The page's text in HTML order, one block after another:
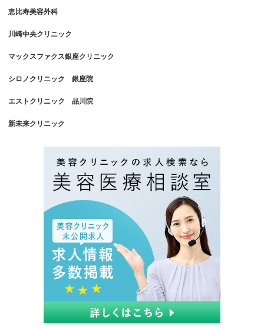
恵比寿美容外科
川崎中央クリニック
マックスファクス銀座クリニック
シロノクリニック 銀座院
エストクリニック 品川院
新未来クリニック